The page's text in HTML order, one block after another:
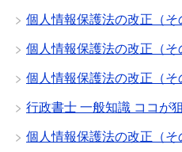
個人情報保護法の改正（そ
個人情報保護法の改正（そ
個人情報保護法の改正（そ
行政書士 一般知識 ココが
個人情報保護法の改正（そ